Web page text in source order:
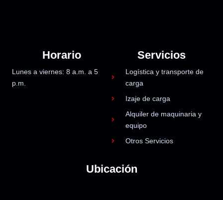
Horario
Lunes a viernes: 8 a.m. a 5
p.m.
Servicios
Logística y transporte de
carga
Izaje de carga
Alquiler de maquinaria y
equipo
Otros Servicios
Ubicación